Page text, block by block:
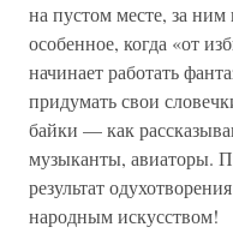
на пустом месте, за ним
особенное, когда «от
начинает работать
придумать свои
байки — как
музыканты, авиаторы.
результат
народным искусством!